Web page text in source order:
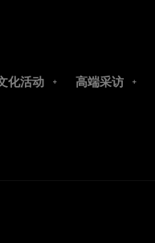
化活动 高端采访